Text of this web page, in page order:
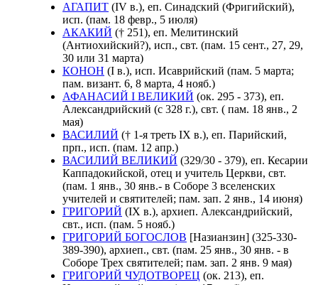
АГАПИТ (IV в.), еп. Синадский (Фригийский),
исп. (пам. 18 февр., 5 июля)
АКАКИЙ († 251), еп. Мелитинский
(Антиохийский?), исп., свт. (пам. 15 сент., 27, 29,
30 или 31 марта)
КОНОН (I в.), исп. Исаврийский (пам. 5 марта;
пам. визант. 6, 8 марта, 4 нояб.)
АФАНАСИЙ I ВЕЛИКИЙ (ок. 295 - 373), еп.
Александрийский (с 328 г.), свт. ( пам. 18 янв., 2
мая)
ВАСИЛИЙ († 1-я треть IX в.), еп. Парийский,
прп., исп. (пам. 12 апр.)
ВАСИЛИЙ ВЕЛИКИЙ (329/30 - 379), еп. Кесарии
Каппадокийской, отец и учитель Церкви, свт.
(пам. 1 янв., 30 янв.- в Соборе 3 вселенских
учителей и святителей; пам. зап. 2 янв., 14 июня)
ГРИГОРИЙ (IX в.), архиеп. Александрийский,
свт., исп. (пам. 5 нояб.)
ГРИГОРИЙ БОГОСЛОВ [Назианзин] (325-330-
389-390), архиеп., свт. (пам. 25 янв., 30 янв. - в
Соборе Трех святителей; пам. зап. 2 янв. 9 мая)
ГРИГОРИЙ ЧУДОТВОРЕЦ (ок. 213), еп.